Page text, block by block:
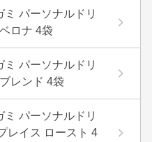
パーソナルドリ
ロナ 4袋
パーソナルドリ
レンド 4袋
パーソナルドリ
レイス ロースト 4